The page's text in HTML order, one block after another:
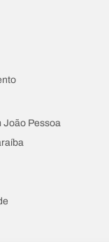
João Pessoa